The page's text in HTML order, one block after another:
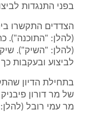
בפני התנגדות
הצדדים התקשרו
לביצוע ובעקבות
בתחילת הדיון
של מר דורון
מר עמי רובל